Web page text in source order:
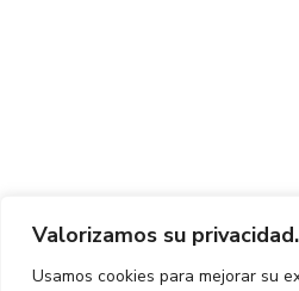
Valorizamos su privacidad.
Usamos cookies para mejorar su